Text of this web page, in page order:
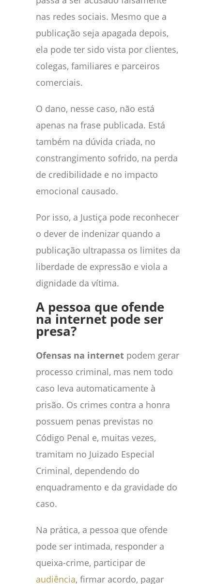
nas redes sociais. Mesmo que a
publicação seja apagada depois,
ela pode ter sido vista por clientes,
colegas, familiares e parceiros
comerciais.
O dano, nesse caso, não está
apenas na frase publicada. Está
também na dúvida criada, no
constrangimento sofrido, na perda
de credibilidade e no impacto
emocional causado.
Por isso, a Justiça pode reconhecer
o dever de indenizar quando a
publicação ultrapassa os limites da
liberdade de expressão e viola a
dignidade da vítima.
A pessoa que ofende
na internet pode ser
presa?
Ofensas na internet podem gerar
processo criminal, mas nem todo
caso leva automaticamente à
prisão. Os crimes contra a honra
possuem penas previstas no
Código Penal e, muitas vezes,
tramitam no Juizado Especial
Criminal, dependendo do
enquadramento e da gravidade do
caso.
Na prática, a pessoa que ofende
pode ser intimada, responder a
queixa-crime, participar de
audiência, firmar acordo, pagar